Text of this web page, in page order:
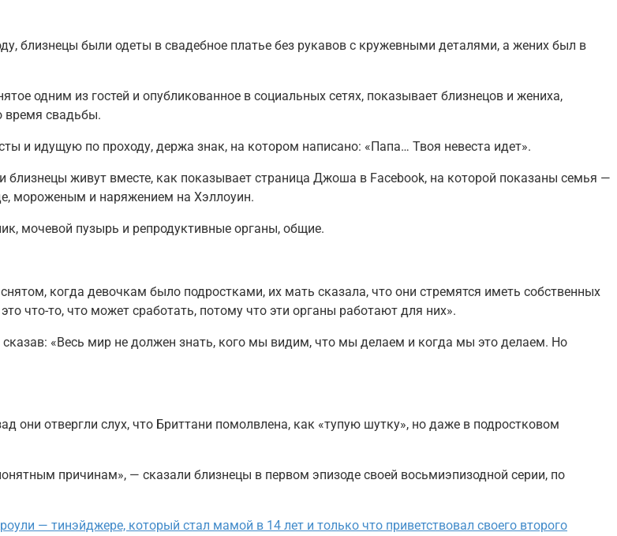
близнецы были одеты в свадебное платье без рукавов с кружевными деталями, а жених был в
одним из гостей и опубликованное в социальных сетях, показывает близнецов и жениха,
время свадьбы.
и идущую по проходу, держа знак, на котором написано: «Папа… Твоя невеста идет».
близнецы живут вместе, как показывает страница Джоша в Facebook, на которой показаны семья —
мороженым и наряжением на Хэллоуин.
мочевой пузырь и репродуктивные органы, общие.
когда девочкам было подростками, их мать сказала, что они стремятся иметь собственных
что-то, что может сработать, потому что эти органы работают для них».
«Весь мир не должен знать, кого мы видим, что мы делаем и когда мы это делаем. Но
они отвергли слух, что Бриттани помолвлена, как «тупую шутку», но даже в подростковом
причинам», — сказали близнецы в первом эпизоде своей восьмиэпизодной серии, по
— тинэйджере, который стал мамой в 14 лет и только что приветствовал своего второго